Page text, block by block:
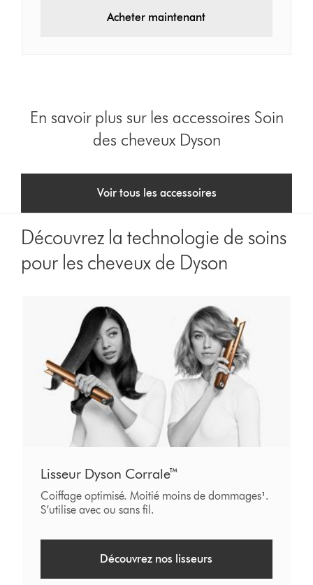
Acheter maintenant
En savoir plus sur les accessoires Soin
des cheveux Dyson
Voir tous les accessoires
Découvrez la technologie de soins
pour les cheveux de Dyson
Lisseur Dyson Corrale™
Coiffage optimisé. Moitié moins de dommages¹.
S’utilise avec ou sans fil.
Découvrez nos lisseurs